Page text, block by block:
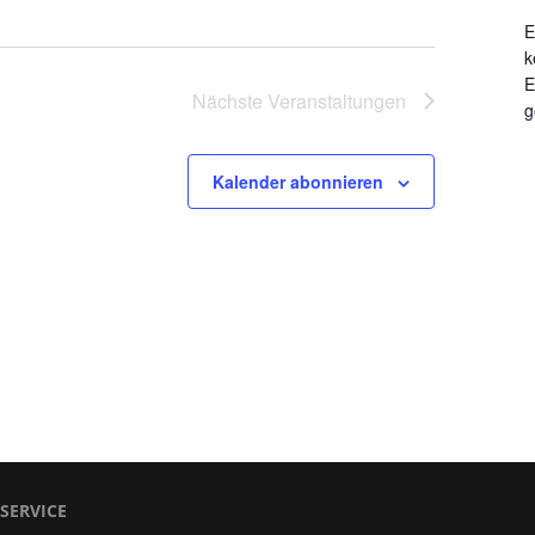
Nächste Veranstaltungen
Kalender abonnieren
SERVICE